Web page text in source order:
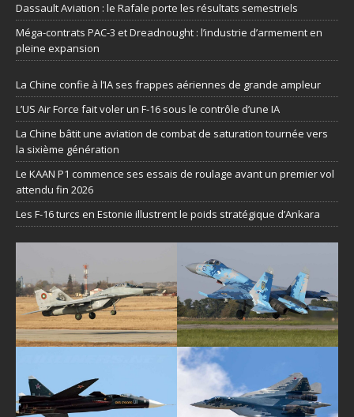
Dassault Aviation : le Rafale porte les résultats semestriels
Méga-contrats PAC-3 et Dreadnought : l’industrie d’armement en
pleine expansion
La Chine confie à l’IA ses frappes aériennes de grande ampleur
L’US Air Force fait voler un F-16 sous le contrôle d’une IA
La Chine bâtit une aviation de combat de saturation tournée vers
la sixième génération
Le KAAN P1 commence ses essais de roulage avant un premier vol
attendu fin 2026
Les F-16 turcs en Estonie illustrent le poids stratégique d’Ankara